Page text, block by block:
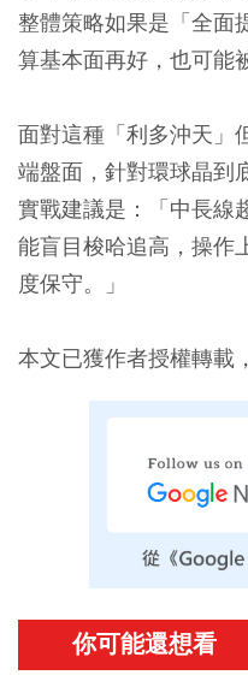
整體策略如果是「全面
算基本面再好，也可能
面對這種「利多沖天」
端盤面，針對環球晶到
實戰建議是：「中長線
能盲目梭哈追高，操作
度保守。」
本文已獲作者授權轉載，